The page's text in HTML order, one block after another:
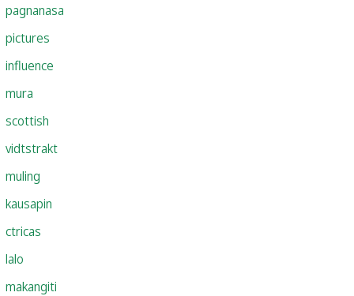
pagnanasa
pictures
influence
mura
scottish
vidtstrakt
muling
kausapin
ctricas
lalo
makangiti